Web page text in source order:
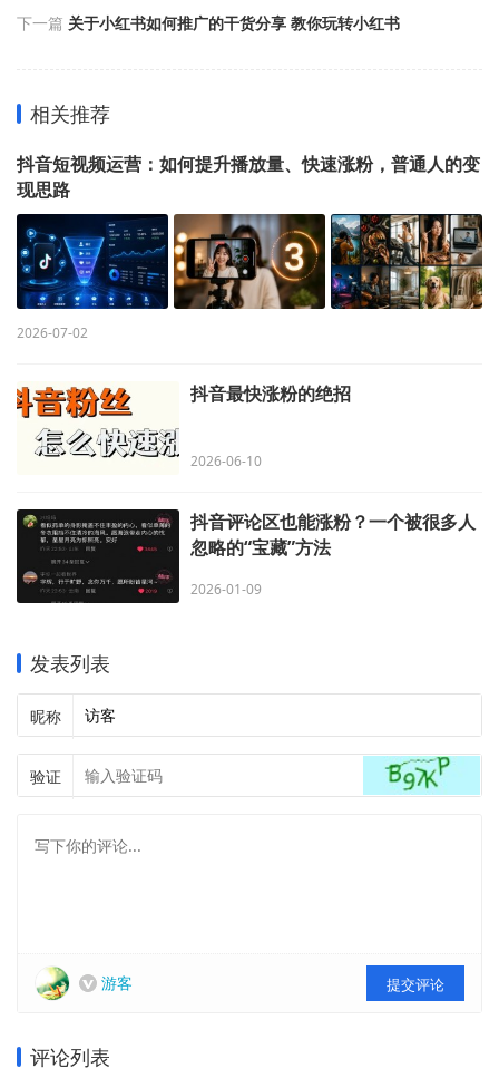
下一篇 关于小红书如何推广的干货分享 教你玩转小红书
相关推荐
抖音短视频运营：如何提升播放量、快速涨粉，普通人的变
现思路
2026-07-02
抖音最快涨粉的绝招
2026-06-10
抖音评论区也能涨粉？一个被很多人
忽略的“宝藏”方法
2026-01-09
发表列表
昵称
验证
游客 提交评论
评论列表